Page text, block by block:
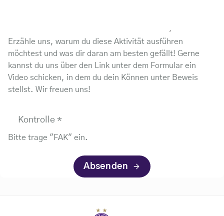
Erzähle uns, warum du diese Aktivität ausführen
möchtest und was dir daran am besten gefällt! Gerne
kannst du uns über den Link unter dem Formular ein
Video schicken, in dem du dein Können unter Beweis
stellst. Wir freuen uns!
Kontrolle *
Bitte trage "FAK" ein.
Absenden